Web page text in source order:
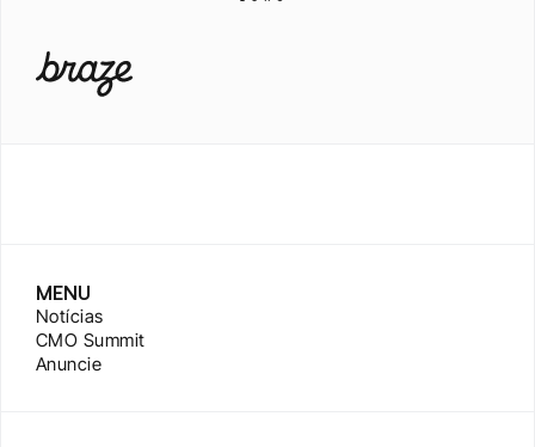
MENU
Notícias
CMO Summit
Anuncie